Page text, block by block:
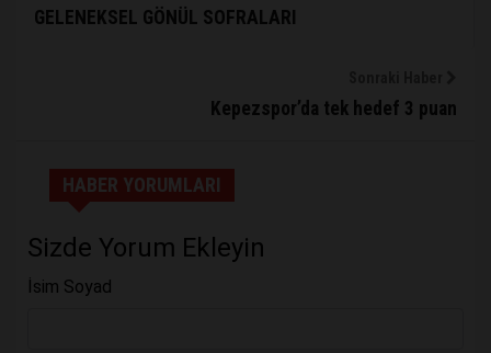
GELENEKSEL GÖNÜL SOFRALARI
Kepezspor’da tek hedef 3 puan
HABER YORUMLARI
Sizde Yorum Ekleyin
İsim Soyad